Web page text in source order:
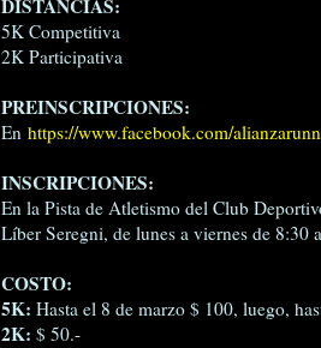
DISTANCIAS:
5K Competitiva
2K Participativa
PREINSCRIPCIONES:
En https://www.facebook.com/
INSCRIPCIONES:
En la Pista de Atletismo del Club
Líber Seregni, de lunes a viernes de 8:30
COSTO:
5K: Hasta el 8 de marzo $ 100, luego,
2K: $ 50.-